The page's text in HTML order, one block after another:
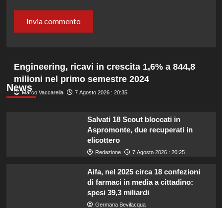
News
Engineering, ricavi in crescita 1,6% a 844,8
milioni nel primo semestre 2024
Marco Vaccarella 7 Agosto 2026 : 20:35
Salvati 18 Scout bloccati in
Aspromonte, due recuperati in
elicottero
Redazione 7 Agosto 2026 : 20:25
Aifa, nel 2025 circa 18 confezioni
di farmaci in media a cittadino:
spesi 39,3 miliardi
Germana Bevilacqua